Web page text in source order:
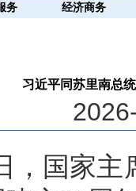
务 经济商务
习近平同苏里南总
，国家